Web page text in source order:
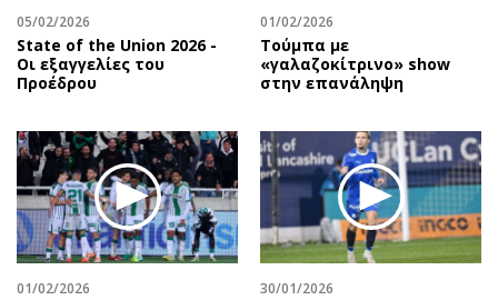
Κόσμος
Παράξενα
Πολιτισμός
Θέατρο-Χορός
Μουσική
Εικαστικά
Βιβλίο
Χειρόγραφα
Έξοδος
Media
Εκπομπές
Podcasts
Uncut
Προσφορές
Προσωπικότητες στην ''Κ''
Επιστολές
05/02/2026
State of the Union 2026 -
Οι εξαγγελίες του
Προέδρου
01/02/2026
Τούμπα με
«γαλαζοκίτρινο» show
στην επανάληψη
01/02/2026 30/01/2026